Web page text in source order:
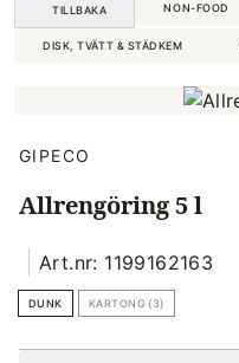
TILLBAKA NON-FOOD
DISK, TVÄTT & STÄDKEM
GIPECO
Allrengöring 5 l
Art.nr: 1199162163
DUNK KARTONG (3)